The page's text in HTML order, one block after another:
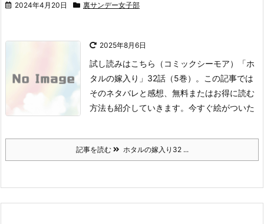
2024年4月20日 裏サンデー女子部
2025年8月6日
試し読みはこちら （コミックシーモア）
「ホ
タルの嫁入り」32話（5巻）。
この記事では
そのネタバレと感想、無料またはお得に読む
方法も紹介していきます。 今すぐ絵がついた
記事を読む ホタルの嫁入り32 ...